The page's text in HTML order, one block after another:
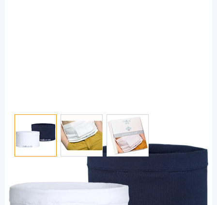
View larger imageView larger imageView larger image
Junior Belly one Bauchgurt S 57 - 63 cm
weiß und navy - für alle Pumpen / 2